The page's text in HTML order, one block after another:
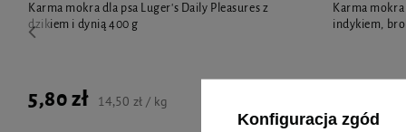
Karma mokra dla psa Luger's Daily Pleasures z
dzikiem i dynią 400 g
5,80 zł 14,50 zł / kg
Karma mokra
indykiem,
Konfiguracja zgód